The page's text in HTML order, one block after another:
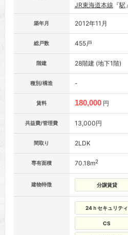
JR東海道本線 『駅
築年月 2012年11月
総戸数 455戸
階建 28階建 (地下1階)
種別/構造 -
賃料 180,000 円
共益費/管理費 13,000円
間取り 2LDK
専有面積 70.18m2
建物特徴 分譲賃貸
24ｈセキュリティ
CS